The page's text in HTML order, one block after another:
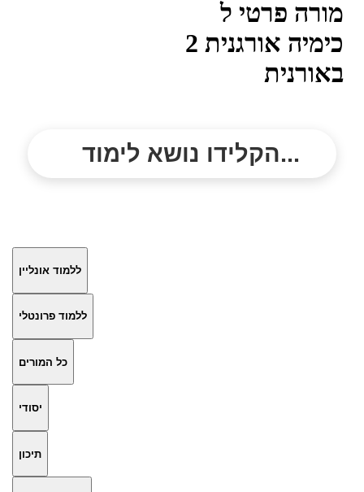
מורה פרטי ל
כימיה אורגנית 2
באורנית
הקלידו נושא לימוד...
ללמוד אונליין
ללמוד פרונטלי
כל המורים
יסודי
תיכון